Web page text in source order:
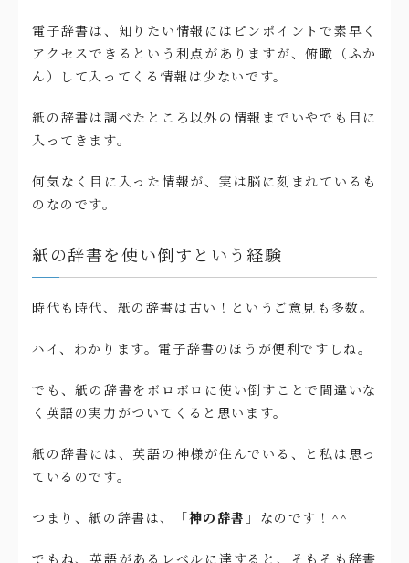
電子辞書は、知りたい情報にはピンポイントで素早く
アクセスできるという利点がありますが、俯瞰（ふか
ん）して入ってくる情報は少ないです。
紙の辞書は調べたところ以外の情報までいやでも目に
入ってきます。
何気なく目に入った情報が、実は脳に刻まれているも
のなのです。
紙の辞書を使い倒すという経験
時代も時代、紙の辞書は古い！というご意見も多数。
ハイ、わかります。電子辞書のほうが便利ですしね。
でも、紙の辞書をボロボロに使い倒すことで間違いな
く英語の実力がついてくると思います。
紙の辞書には、英語の神様が住んでいる、と私は思っ
ているのです。
つまり、紙の辞書は、「神の辞書 」なのです！^^
でもね、英語があるレベルに達すると、そもそも辞書